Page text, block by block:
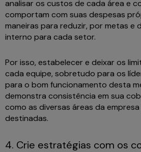
analisar os custos de cada área e
comportam com suas despesas
maneiras para reduzir, por metas e
interno para cada setor.
Por isso, estabelecer e deixar os
cada equipe, sobretudo para os
para o bom funcionamento desta
demonstra consistência em sua
como as diversas áreas da
destinadas.
4. Crie estratégias com os